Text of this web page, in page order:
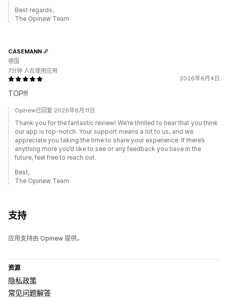
Best regards,
The Opinew Team
2026年6月4日
TOP!!!
CASEMANN
德国
7分钟 人在使用应用
Opinew已回复 2026年6月11日
Thank you for the fantastic review! We’re thrilled to hear that you think
our app is top-notch. Your support means a lot to us, and we
appreciate you taking the time to share your experience. If there’s
anything more you’d like to see or any feedback you have in the
future, feel free to reach out.
Best,
The Opinew Team
支持
应用支持由 Opinew 提供。
资源
隐私政策
常见问题解答